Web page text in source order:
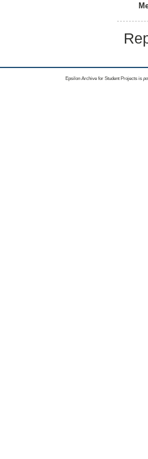
Epsilon Archive for Student Projects is